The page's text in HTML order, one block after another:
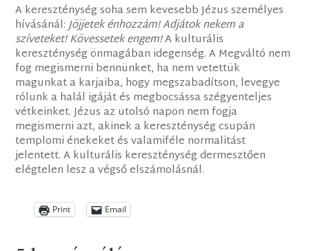
A kereszténység soha sem kevesebb Jézus személyes
hívásánál:Jöjjetek énhozzám! Adjátok nekem a
szíveteket!Kövessetek engem!A kulturális
kereszténység önmagában idegenség. A Megváltó nem
fog megismerni bennünket, ha nem vetettük
magunkat a karjaiba, hogy megszabadítson, levegye
rólunk a halál igáját és megbocsássa szégyenteljes
vétkeinket. Jézus az utolsó napon nem fogja
megismerni azt, akinek a kereszténység csupán
templomi énekeket és valamiféle normalitást
jelentett. A kulturális kereszténység dermesztően
elégtelen lesz a végső elszámolásnál.
Print Email